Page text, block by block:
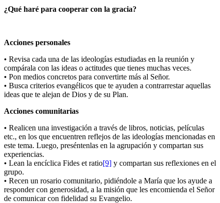
¿Qué haré para cooperar con la gracia?
Acciones personales
• Revisa cada una de las ideologías estudiadas en la reunión y
compárala con las ideas o actitudes que tienes muchas veces.
• Pon medios concretos para convertirte más al Señor.
• Busca criterios evangélicos que te ayuden a contrarrestar aquellas
ideas que te alejan de Dios y de su Plan.
Acciones comunitarias
• Realicen una investigación a través de libros, noticias, películas
etc., en los que encuentren reflejos de las ideologías mencionadas en
este tema. Luego, preséntenlas en la agrupación y compartan sus
experiencias.
• Lean la encíclica Fides et ratio[9] y compartan sus reflexiones en el
grupo.
• Recen un rosario comunitario, pidiéndole a María que los ayude a
responder con generosidad, a la misión que les encomienda el Señor
de comunicar con fidelidad su Evangelio.